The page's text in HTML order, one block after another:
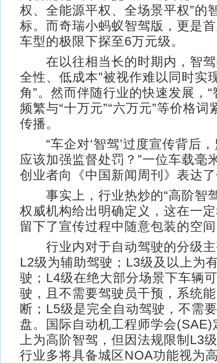
权、全能源平权、全场景平权”的
标。而奇瑞小蚂蚁智驾版，更是
车型的极限下探至6万元级。
在以往相当长的时期内，智驾
全性、低成本”被视作难以同时实
角”。然而伴随行业的快速发展，“
频繁与“十万元”“六万元”等价格词
传播。
“车企对‘智驾’过度宣传背后，
应该加强监督处罚？”一位车载毫
创业者向《中国新闻周刊》表达
事实上，行业热炒的“高阶智
权威机构给出明确定义，这在一
留下了宣传过程中随意包装的空
行业内对于自动驾驶的分级主
L2级为辅助驾驶；L3级及以上为
驶；L4级在绝大部分场景下车辆
驶，且不需要驾驶员干预，系统
断；L5级是完全自动驾驶，不需
盘。国际自动机工程师学会(SAE)
上为高阶智驾，但因法规限制L3
行业多将具备城区NOA功能视为